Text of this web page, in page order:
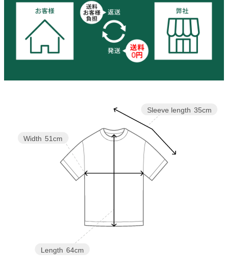
Sleeve length 35cm
Length 64cm
Width 51cm